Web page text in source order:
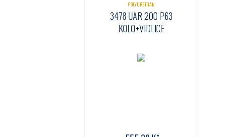
POLYURETHAN
3478 UAR 200 P63
KOLO+VIDLICE